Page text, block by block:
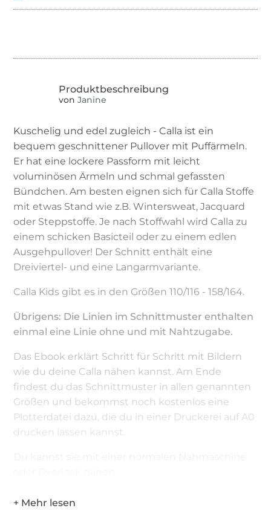
von Janine
Kuschelig und edel zugleich - Calla ist ein
bequem geschnittener Pullover mit Puffärmeln.
Er hat eine lockere Passform mit leicht
voluminösen Ärmeln und schmal gefassten
Bündchen. Am besten eignen sich für Calla Stoffe
mit etwas Stand wie z.B. Wintersweat, Jacquard
oder Steppstoffe. Je nach Stoffwahl wird Calla zu
einem schicken Basicteil oder zu einem edlen
Ausgehpullover! Der Schnitt enthält eine
Dreiviertel- und eine Langarmvariante.
Calla Kids gibt es in den Größen 110/116 - 158/164.
Übrigens: Die Linien im Schnittmuster enthalten
einmal eine Linie ohne und mit Nahtzugabe.
Das Ebook erklärt Schritt für Schritt mit Bildern
wie du deine Calla nähen kannst. Am Ende
findest du das Schnittmuster in allen genannten
Größen und bekommst noch kostenlos eine
Plotterdatei dazu, die du in einer Druckerei auf A0
drucken lassen kannst.